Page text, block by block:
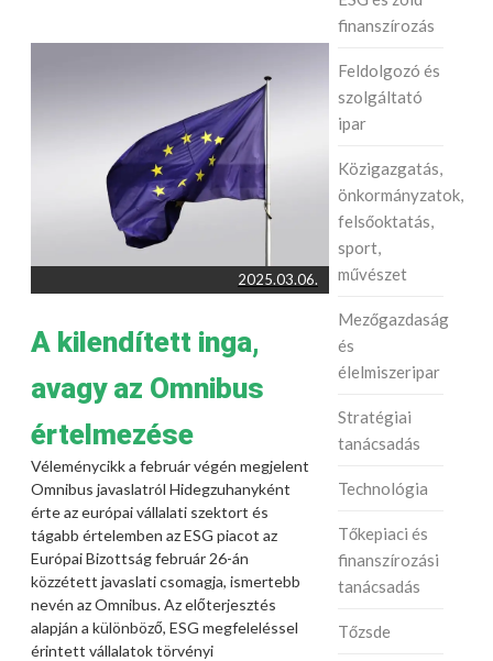
2025.03.06.
A kilendített inga,
avagy az Omnibus
értelmezése
Véleménycikk a február végén megjelent
Omnibus javaslatról Hidegzuhanyként
érte az európai vállalati szektort és
tágabb értelemben az ESG piacot az
Európai Bizottság február 26-án
közzétett javaslati csomagja, ismertebb
nevén az Omnibus. Az előterjesztés
alapján a különböző, ESG megfeleléssel
érintett vállalatok törvényi
finanszírozás
Feldolgozó és
szolgáltató
ipar
Közigazgatás,
önkormányzatok,
felsőoktatás,
sport,
művészet
Mezőgazdaság
és
élelmiszeripar
Stratégiai
tanácsadás
Technológia
Tőkepiaci és
finanszírozási
tanácsadás
Tőzsde